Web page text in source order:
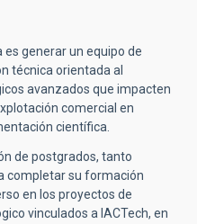
es generar un equipo de
técnica orientada al
avanzados que impacten
comercial en
científica.
de postgrados, tanto
completar su formación
en los proyectos de
vinculados a IACTech, en